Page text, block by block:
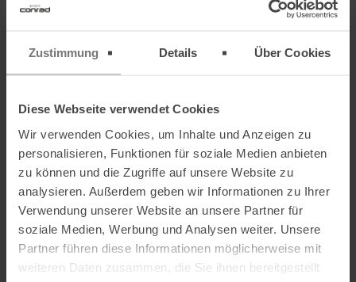
Zustimmung Details Über Cookies
Diese Webseite verwendet Cookies
Wir verwenden Cookies, um Inhalte und Anzeigen zu
personalisieren, Funktionen für soziale Medien anbieten
zu können und die Zugriffe auf unsere Website zu
analysieren. Außerdem geben wir Informationen zu Ihrer
Verwendung unserer Website an unsere Partner für
soziale Medien, Werbung und Analysen weiter. Unsere
Partner führen diese Informationen möglicherweise mit
weiteren Daten zusammen, die Sie ihnen bereitgestellt
Einfach eine Wanne mit kaltem Wasser füllen, reinsetzen und tief
durchatmen. Foto: Unsplash
4.REGENERATIONSTRAINING & ENTSPANNUNG
Aktive Regeneration bringt den Kreislauf in Schwung, ohne den Körper